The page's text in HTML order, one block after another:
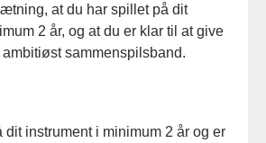
at du har spillet på dit
2 år, og at du er klar til at give
sammenspilsband.
dit instrument i minimum 2 år og er